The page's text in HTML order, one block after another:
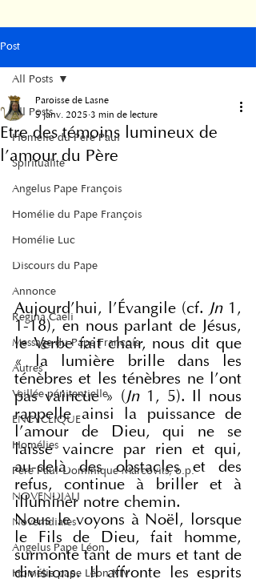
Post
All Posts
Homélie du Père Paul
Spiritualité
Angelus Pape François
Homélie du Pape François
Homélie Luc
Discours du Pape
Annonce
Regina Caeli
Message du Pape François
Autres
Veillée pénitentielle
ENCYCLIQUE
Homélies
Père Paul-Dominique Marcovits, o.p.
NOVENDIALI
Novemdiales
Angelus Pape Léon
Homélie pape Léon XIV
All Posts
Etre des témoins lumineux de
l'amour du Père
Paroisse de Lasne
5 janv. 2025 3 min de lecture
Aujourd'hui, l'Évangile (cf. Jn 1,
1-18), en nous parlant de Jésus,
le Verbe fait chair, nous dit que
« la lumière brille dans les
ténèbres et les ténèbres ne l'ont
pas vaincue » (Jn 1, 5). Il nous
rappelle ainsi la puissance de
l'amour de Dieu, qui ne se
laisse vaincre par rien et qui,
au-delà des obstacles et des
refus, continue à briller et à
illuminer notre chemin.
Nous le voyons à Noël, lorsque
le Fils de Dieu, fait homme,
surmonte tant de murs et tant de
divisions. Il affronte les esprits